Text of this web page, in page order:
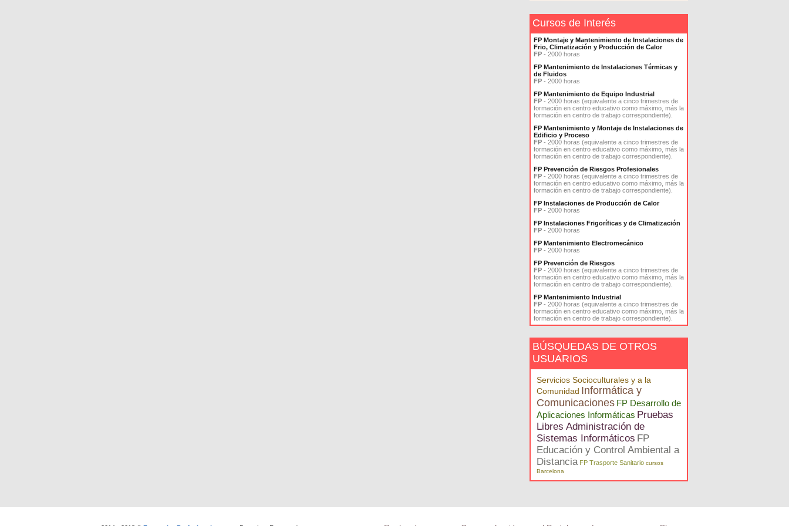
Cursos de Interés
FP Montaje y Mantenimiento de Instalaciones de
Frio, Climatización y Producción de Calor
FP - 2000 horas
FP Mantenimiento de Instalaciones Térmicas y
de Fluidos
FP - 2000 horas
FP Mantenimiento de Equipo Industrial
FP - 2000 horas (equivalente a cinco trimestres de
formación en centro educativo como máximo, más la
formación en centro de trabajo correspondiente).
FP Mantenimiento y Montaje de Instalaciones de
Edificio y Proceso
FP - 2000 horas (equivalente a cinco trimestres de
formación en centro educativo como máximo, más la
formación en centro de trabajo correspondiente).
FP Prevención de Riesgos Profesionales
FP - 2000 horas (equivalente a cinco trimestres de
formación en centro educativo como máximo, más la
formación en centro de trabajo correspondiente).
FP Instalaciones de Producción de Calor
FP - 2000 horas
FP Instalaciones Frigoríficas y de Climatización
FP - 2000 horas
FP Mantenimiento Electromecánico
FP - 2000 horas
FP Prevención de Riesgos
FP - 2000 horas (equivalente a cinco trimestres de
formación en centro educativo como máximo, más la
formación en centro de trabajo correspondiente).
FP Mantenimiento Industrial
FP - 2000 horas (equivalente a cinco trimestres de
formación en centro educativo como máximo, más la
formación en centro de trabajo correspondiente).
BÚSQUEDAS DE OTROS
USUARIOS
Servicios Socioculturales y a la
Comunidad Informática y
Comunicaciones FP Desarrollo de
Aplicaciones Informáticas Pruebas
Libres Administración de
Sistemas Informáticos FP
Educación y Control Ambiental a
Distancia FP Trasporte Sanitario cursos
Barcelona